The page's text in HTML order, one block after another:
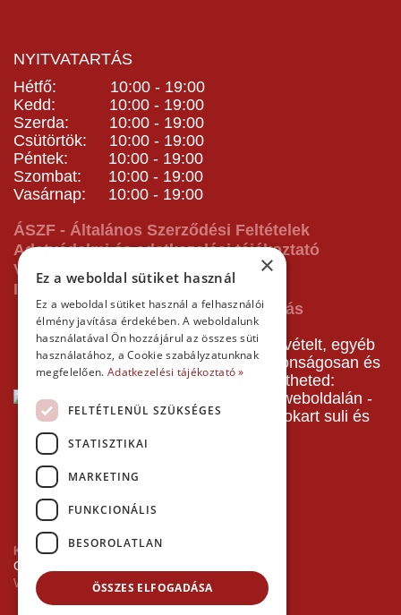
NYITVATARTÁS
Hétfő: 10:00 - 19:00
Kedd: 10:00 - 19:00
Szerda: 10:00 - 19:00
Csütörtök: 10:00 - 19:00
Péntek: 10:00 - 19:00
Szombat: 10:00 - 19:00
Vasárnap: 10:00 - 19:00
ÁSZF - Általános Szerződési Feltételek
Adatvédelmi és adatkezelési tájékoztató
Vásárlás előtti tájékoztató
Impresszum
A pályafoglalást, gokartverseny részvételt, egyéb
termékeinket, szolgáltatásainkat biztonságosan és
gyorsan bankkártyával is kifizetheted:
Kezdőlap
Copyright © 2026 Minden jog fenntartva!
Websiker Ügynökség - Richard27.hu Kft.
×
Ez a weboldal sütiket használ
Ez a weboldal sütiket használ a felhasználói
élmény javítása érdekében. A weboldalunk
használatával Ön hozzájárul az összes süti
használatához, a Cookie szabályzatunknak
megfelelően. Adatkezelési tájékoztató »
FELTÉTLENÜL SZÜKSÉGES
STATISZTIKAI
MARKETING
FUNKCIONÁLIS
BESOROLATLAN
ÖSSZES ELFOGADÁSA